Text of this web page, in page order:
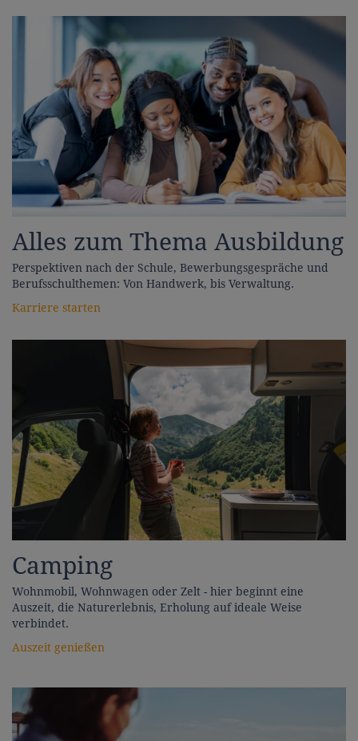
Alles zum Thema Ausbildung
Perspektiven nach der Schule, Bewerbungsgespräche und
Berufsschulthemen: Von Handwerk, bis Verwaltung.
Karriere starten
Camping
Wohnmobil, Wohnwagen oder Zelt - hier beginnt eine
Auszeit, die Naturerlebnis, Erholung auf ideale Weise
verbindet.
Auszeit genießen